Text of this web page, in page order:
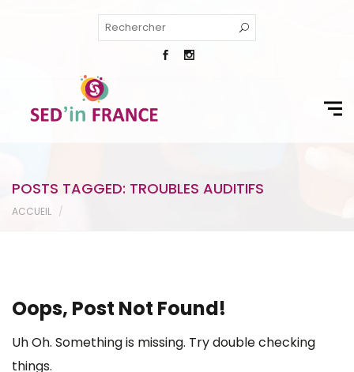
POSTS TAGGED: TROUBLES AUDITIFS
ACCUEIL
Oops, Post Not Found!
Uh Oh. Something is missing. Try double checking
things.